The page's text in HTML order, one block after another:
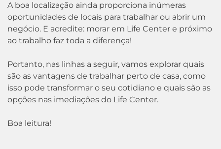
A boa localização ainda proporciona inúmeras
oportunidades de locais para trabalhar ou abrir um
negócio. E acredite: morar em Life Center e próximo
ao trabalho faz toda a diferença!
Portanto, nas linhas a seguir, vamos explorar quais
são as vantagens de trabalhar perto de casa, como
isso pode transformar o seu cotidiano e quais são as
opções nas imediações do Life Center.
Boa leitura!